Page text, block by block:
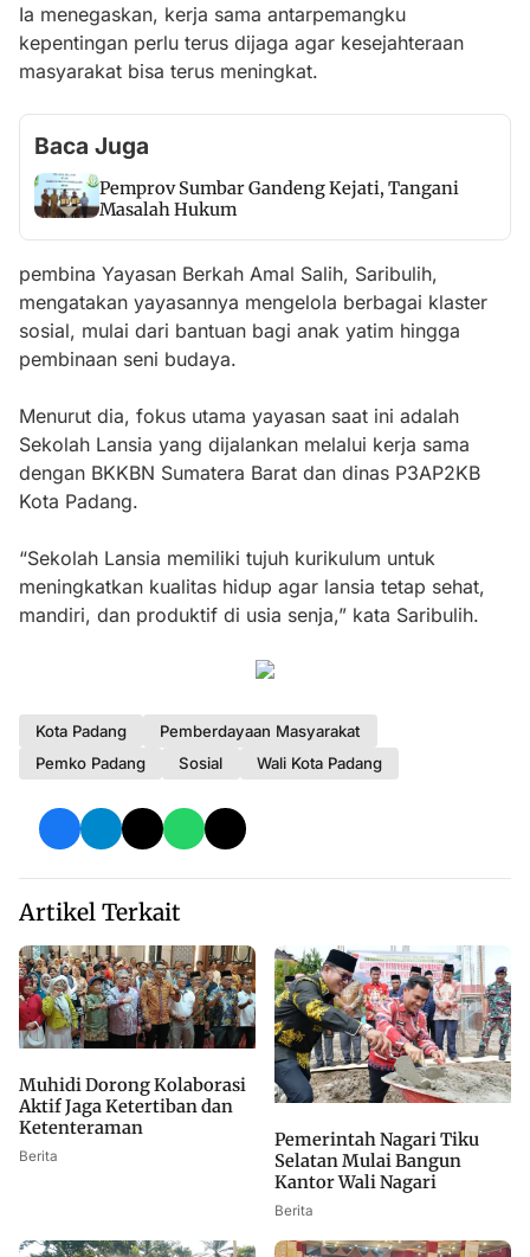
Ia menegaskan, kerja sama antarpemangku
kepentingan perlu terus dijaga agar kesejahteraan
masyarakat bisa terus meningkat.
Baca Juga
Pemprov Sumbar Gandeng Kejati, Tangani
Masalah Hukum
pembina Yayasan Berkah Amal Salih, Saribulih,
mengatakan yayasannya mengelola berbagai klaster
sosial, mulai dari bantuan bagi anak yatim hingga
pembinaan seni budaya.
Menurut dia, fokus utama yayasan saat ini adalah
Sekolah Lansia yang dijalankan melalui kerja sama
dengan BKKBN Sumatera Barat dan dinas P3AP2KB
Kota Padang.
“Sekolah Lansia memiliki tujuh kurikulum untuk
meningkatkan kualitas hidup agar lansia tetap sehat,
mandiri, dan produktif di usia senja,” kata Saribulih.
Kota Padang
Pemberdayaan Masyarakat
Pemko Padang
Sosial Wali Kota Padang
Artikel Terkait
Muhidi Dorong Kolaborasi
Aktif Jaga Ketertiban dan
Ketenteraman
Berita
Pemerintah Nagari Tiku
Selatan Mulai Bangun
Kantor Wali Nagari
Berita